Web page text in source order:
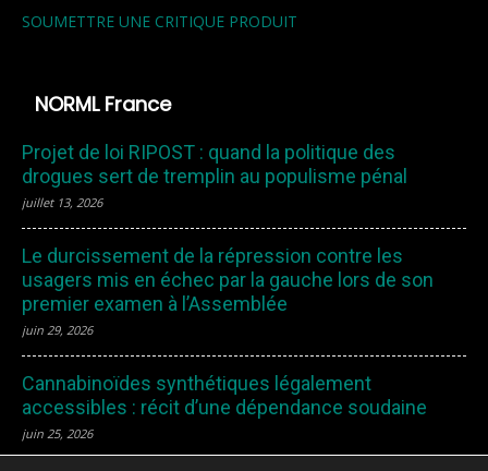
SOUMETTRE UNE CRITIQUE PRODUIT
NORML France
Projet de loi RIPOST : quand la politique des
drogues sert de tremplin au populisme pénal
juillet 13, 2026
Le durcissement de la répression contre les
usagers mis en échec par la gauche lors de son
premier examen à l’Assemblée
juin 29, 2026
Cannabinoïdes synthétiques légalement
accessibles : récit d’une dépendance soudaine
juin 25, 2026